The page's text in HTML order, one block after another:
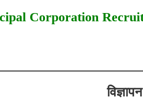
Corporation